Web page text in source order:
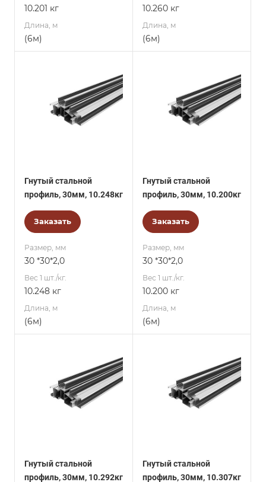
10.201 кг
Длина, м
(6м)
10.260 кг
Длина, м
(6м)
Гнутый стальной
профиль, 30мм, 10.248кг
Заказать
Размер, мм
30 *30*2,0
Вес 1 шт./кг.
10.248 кг
Длина, м
(6м)
Гнутый стальной
профиль, 30мм, 10.200кг
Заказать
Размер, мм
30 *30*2,0
Вес 1 шт./кг.
10.200 кг
Длина, м
(6м)
Гнутый стальной
профиль, 30мм, 10.292кг
Гнутый стальной
профиль, 30мм, 10.307кг